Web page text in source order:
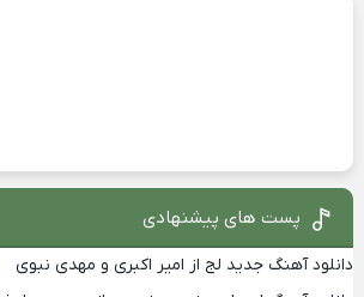
پست های پیشنهادی
دانلود آهنگ جدید لج از امیر اکبری و مهدی نبوی